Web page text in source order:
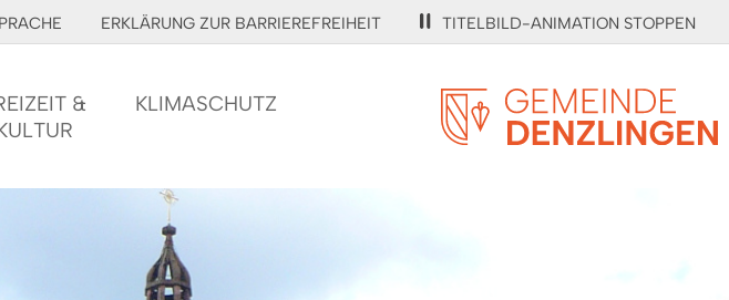
ERKLÄRUNG ZUR BARRIEREFREIHEIT TITELBILD-ANIMATION STOPPEN
&
KLIMASCHUTZ